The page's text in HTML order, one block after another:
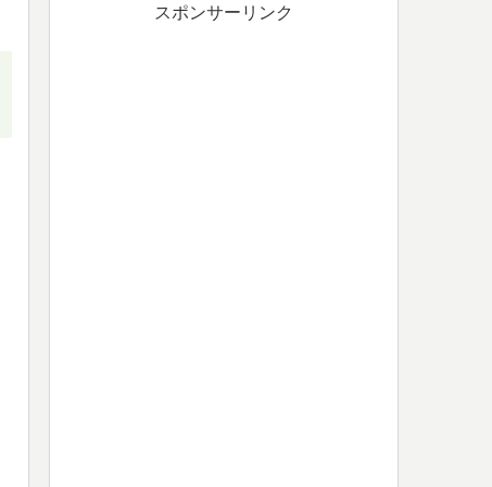
スポンサーリンク